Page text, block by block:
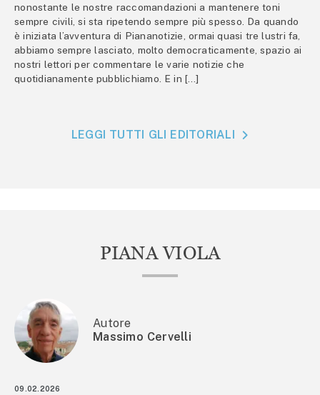
nonostante le nostre raccomandazioni a mantenere toni
sempre civili, si sta ripetendo sempre più spesso. Da quando
è iniziata l’avventura di Piananotizie, ormai quasi tre lustri fa,
abbiamo sempre lasciato, molto democraticamente, spazio ai
nostri lettori per commentare le varie notizie che
quotidianamente pubblichiamo. E in […]
LEGGI TUTTI GLI EDITORIALI
PIANA VIOLA
Autore
Massimo Cervelli
09.02.2026